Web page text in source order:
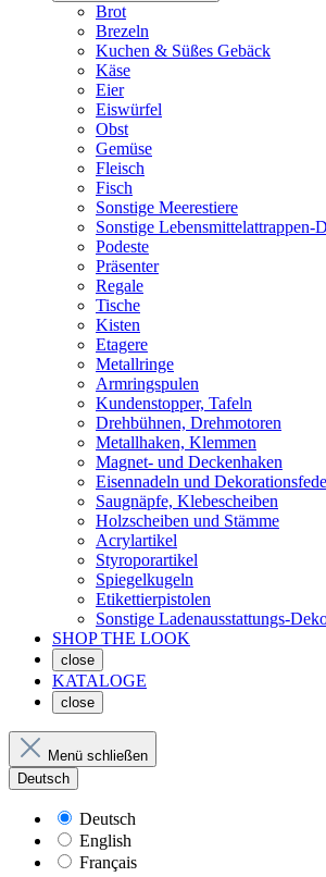
Brot
Brezeln
Kuchen & Süßes Gebäck
Käse
Eier
Eiswürfel
Obst
Gemüse
Fleisch
Fisch
Sonstige Meerestiere
Sonstige Lebensmittelattrappen-
Podeste
Präsenter
Regale
Tische
Kisten
Etagere
Metallringe
Armringspulen
Kundenstopper, Tafeln
Drehbühnen, Drehmotoren
Metallhaken, Klemmen
Magnet- und Deckenhaken
Eisennadeln und
Saugnäpfe, Klebescheiben
Holzscheiben und Stämme
Acrylartikel
Styroporartikel
Spiegelkugeln
Etikettierpistolen
Sonstige Ladenausstattungs-
SHOP THE LOOK
close
KATALOGE
close
Menü schließen
Deutsch
Deutsch
English
Français